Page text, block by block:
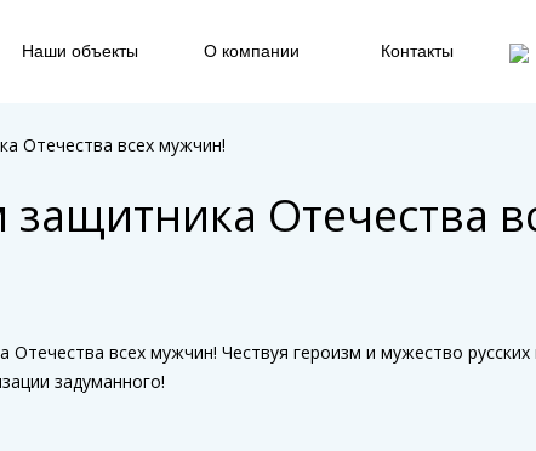
Наши объекты О компании Контакты
Отечества всех мужчин!
Отечества
всех мужчин! Чествуя героизм и мужество
задуманного!